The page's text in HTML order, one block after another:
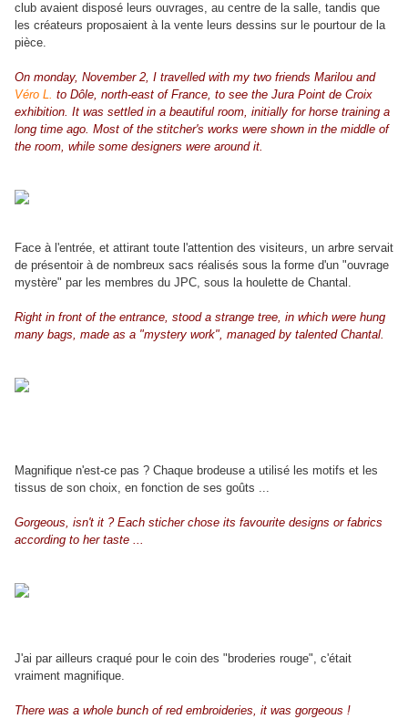
club avaient disposé leurs ouvrages, au centre de la salle, tandis que
les créateurs proposaient à la vente leurs dessins sur le pourtour de la
pièce.
On monday, November 2, I travelled with my two friends Marilou and
Véro L. to Dôle, north-east of France, to see the Jura Point de Croix
exhibition. It was settled in a beautiful room, initially for horse training a
long time ago. Most of the stitcher's works were shown in the middle of
the room, while some designers were around it.
Face à l'entrée, et attirant toute l'attention des visiteurs, un arbre servait
de présentoir à de nombreux sacs réalisés sous la forme d'un "ouvrage
mystère" par les membres du JPC, sous la houlette de Chantal.
Right in front of the entrance, stood a strange tree, in which were hung
many bags, made as a "mystery work", managed by talented Chantal.
Magnifique n'est-ce pas ? Chaque brodeuse a utilisé les motifs et les
tissus de son choix, en fonction de ses goûts ...
Gorgeous, isn't it ? Each sticher chose its favourite designs or fabrics
according to her taste ...
J'ai par ailleurs craqué pour le coin des "broderies rouge", c'était
vraiment magnifique.
There was a whole bunch of red embroideries, it was gorgeous !